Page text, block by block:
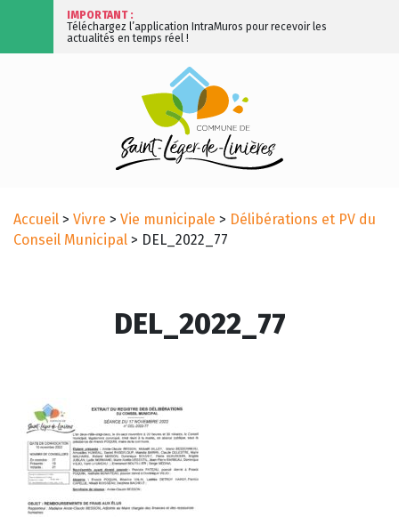
IMPORTANT :
Téléchargez l’application IntraMuros pour recevoir les
actualités en temps réel !
Accueil > Vivre > Vie municipale > Délibérations et PV du
Conseil Municipal > DEL_2022_77
DEL_2022_77